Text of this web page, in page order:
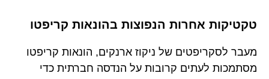
טקטיקות אחרות הנפוצות בהונאות קריפטו
מעבר לסקריפטים של ניקוז ארנקים, הונאות קריפטו
מסתמכות לעתים קרובות על הנדסה חברתית כדי